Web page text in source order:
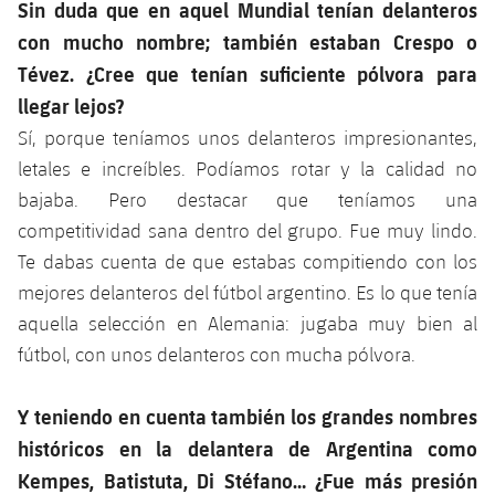
Clasificaciones
Fotos
VALORANT Rising
VALORANT Game Changers
eFootball
Sin duda que en aquel Mundial tenían delanteros
con mucho nombre; también estaban Crespo o
Tévez. ¿Cree que tenían suficiente pólvora para
llegar lejos?
Sí, porque teníamos unos delanteros impresionantes,
letales e increíbles. Podíamos rotar y la calidad no
bajaba. Pero destacar que teníamos una
competitividad sana dentro del grupo. Fue muy lindo.
Te dabas cuenta de que estabas compitiendo con los
mejores delanteros del fútbol argentino. Es lo que tenía
aquella selección en Alemania: jugaba muy bien al
fútbol, con unos delanteros con mucha pólvora.
Y teniendo en cuenta también los grandes nombres
históricos en la delantera de Argentina como
Kempes, Batistuta, Di Stéfano… ¿Fue más presión